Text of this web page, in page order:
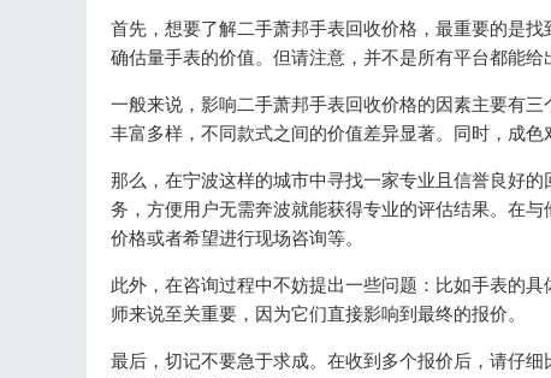
首先，想要了解二手萧邦手表回收价格，最重要的是
确估量手表的价值。但请注意，并不是所有平台都能
一般来说，影响二手萧邦手表回收价格的因素主要有
丰富多样，不同款式之间的价值差异显著。同时，成
那么，在宁波这样的城市中寻找一家专业且信誉良好
务，方便用户无需奔波就能获得专业的评估结果。在
价格或者希望进行现场咨询等。
此外，在咨询过程中不妨提出一些问题：比如手表的
师来说至关重要，因为它们直接影响到最终的报价。
最后，切记不要急于求成。在收到多个报价后，请仔